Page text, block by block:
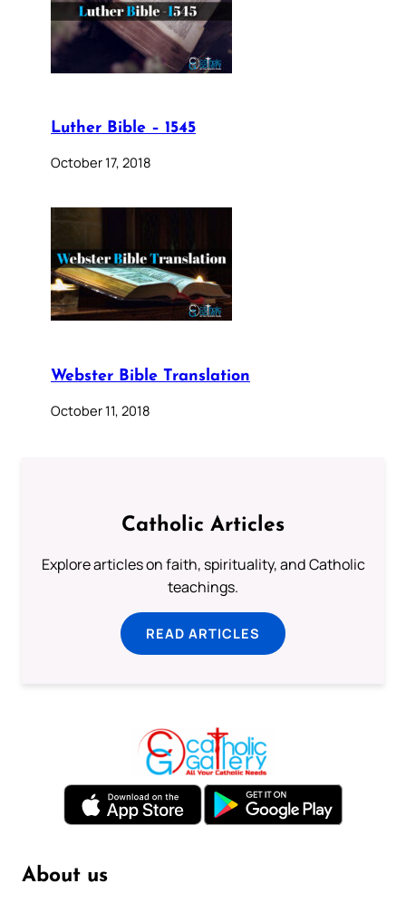
Luther Bible – 1545
October 17, 2018
Webster Bible Translation
October 11, 2018
Catholic Articles
Explore articles on faith, spirituality, and Catholic
teachings.
READ ARTICLES
About us